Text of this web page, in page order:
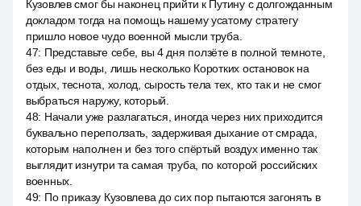
Кузовлев смог бы наконец прийти к Путину с долгожданным
докладом тогда на помощь нашему усатому стратегу
пришло новое чудо военной мысли труба.
47: Представьте себе, вы 4 дня ползёте в полной темноте,
без еды и воды, лишь несколько Коротких остановок на
отдых, теснота, холод, сырость тела тех, кто так и не смог
выбраться наружу, который.
48: Начали уже разлагаться, иногда через них приходится
буквально переползать, задерживая дыхание от смрада,
которым наполнен и без того спёртый воздух именно так
выглядит изнутри та самая труба, по которой российских
военных.
49: По приказу Кузовлева до сих пор пытаются загонять в